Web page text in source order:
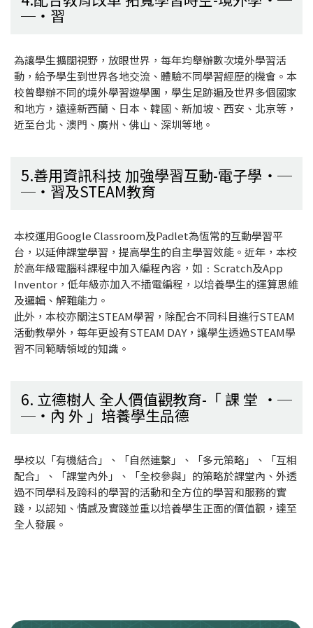
習
為讓學生擴闊視野，放眼世界，每年均舉辦數次境外學習活
動，給予學生到世界各地交流、體驗不同學習經歷的機會。本
校曾舉辦不同的境外學習遊學團，學生足跡遍及世界多個國家
和地方，遠達新西蘭、日本、韓國、新加坡、西安、北京等，
近至台北、澳門、廣州、佛山、深圳等地。
5.善用資訊科技 加強學習互動-電子學
習及STEAM教育
本校運用Google Classroom及Padlet為恆常的互動學習平
台，以延伸課堂學習，提高學生的自主學習效能。近年，本校
於高年級電腦科課程中加入編程內容，如﹕Scratch及App
Inventor，低年級亦加入不插電編程，以培養學生的運算思維
及邏輯、解難能力。
此外，本校亦關注STEAM學習，除配合不同科目進行STEAM
活動教學外，每年更設有STEAM DAY，讓學生透過STEAM學
習不同範疇領域的知識。
6. 立德樹人 全人價值觀教育-「 課 堂
內 外 」培養學生品德
學校以「有機結合」、「自然連繫」、「多元策略」、「互相
配合」、「課堂內外」、「全校參與」的策略於課堂內、外透
過不同學科及跨科的學習的活動和全方位的學習和服務的實
踐，以認知、情感及實踐並重以培養學生正面的價值觀，達至
全人發展。